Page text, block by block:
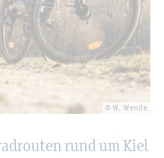
© W. Wende
rund um Kiel